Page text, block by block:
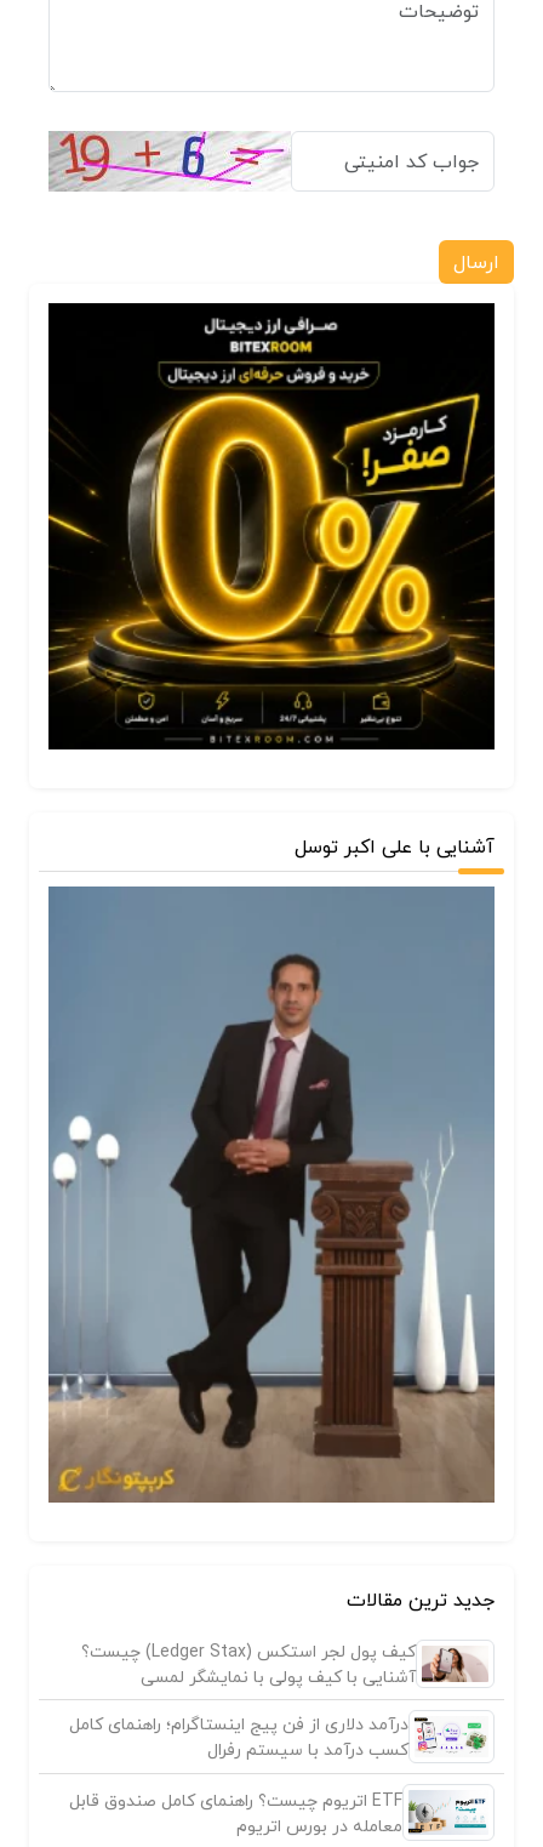
ارسال
آشنایی با علی اکبر توسل
جدید ترین مقالات
کیف پول لجر استکس (Ledger Stax) چیست؟
آشنایی با کیف پولی با نمایشگر لمسی
درآمد دلاری از فن پیج اینستاگرام؛ راهنمای کامل
کسب درآمد با سیستم رفرال
ETF اتریوم چیست؟ راهنمای کامل صندوق قابل
معامله در بورس اتریوم